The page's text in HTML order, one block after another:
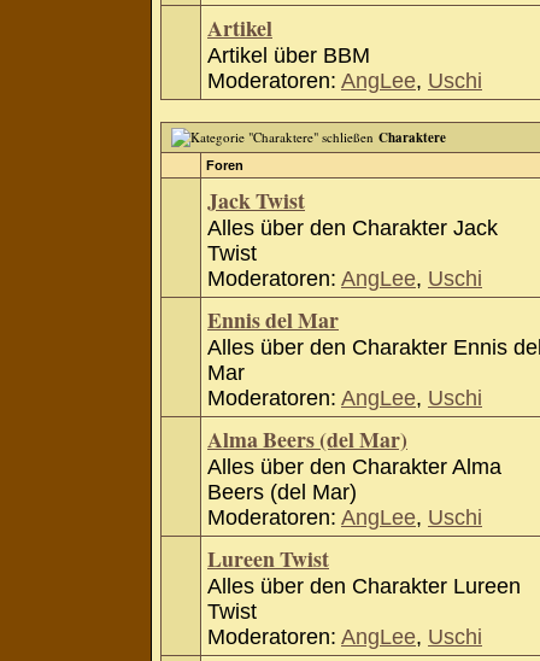
Artikel
Artikel über BBM
Moderatoren: AngLee, Uschi
Charaktere
Foren
Jack Twist
Alles über den Charakter Jack
Twist
Moderatoren: AngLee, Uschi
Ennis del Mar
Alles über den Charakter Ennis
Mar
Moderatoren: AngLee, Uschi
Alma Beers (del Mar)
Alles über den Charakter Alma
Beers (del Mar)
Moderatoren: AngLee, Uschi
Lureen Twist
Alles über den Charakter Lureen
Twist
Moderatoren: AngLee, Uschi